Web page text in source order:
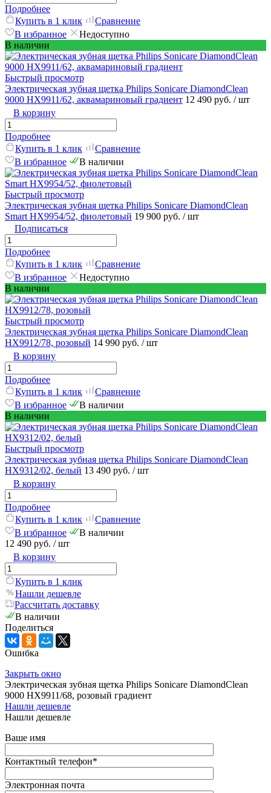
Подробнее
Купить в 1 клик
Сравнение
В избранное
Недоступно
В наличии
Быстрый просмотр
Электрическая зубная щетка Philips Sonicare DiamondClean
9000 HX9911/62, аквамариновый градиент 12 490 руб. / шт
В корзину
Подробнее
Купить в 1 клик
Сравнение
В избранное
В наличии
Быстрый просмотр
Электрическая зубная щетка Philips Sonicare DiamondClean
Smart HX9954/52, фиолетовый 19 900 руб. / шт
Подписаться
Подробнее
Купить в 1 клик
Сравнение
В избранное
Недоступно
В наличии
Быстрый просмотр
Электрическая зубная щетка Philips Sonicare DiamondClean
HX9912/78, розовый 14 990 руб. / шт
В корзину
Подробнее
Купить в 1 клик
Сравнение
В избранное
В наличии
В наличии
Быстрый просмотр
Электрическая зубная щетка Philips Sonicare DiamondClean
HX9312/02, белый 13 490 руб. / шт
В корзину
Подробнее
Купить в 1 клик
Сравнение
В избранное
В наличии
12 490 руб. / шт
В корзину
Купить в 1 клик
Нашли дешевле
Рассчитать доставку
В наличии
Поделиться
Ошибка
Закрыть окно
Электрическая зубная щетка Philips Sonicare DiamondClean
9000 HX9911/68, розовый градиент
Нашли дешевле
Нашли дешевле
Ваше имя
Контактный телефон*
Электронная почта